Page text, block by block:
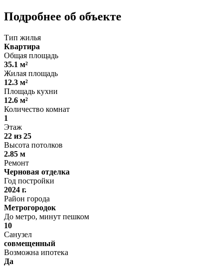
Подробнее об объекте
Тип жилья
Квартира
Общая площадь
35.1 м²
Жилая площадь
12.3 м²
Площадь кухни
12.6 м²
Количество комнат
1
Этаж
22 из 25
Высота потолков
2.85 м
Ремонт
Черновая отделка
Год постройки
2024 г.
Район города
Метрогородок
До метро, минут пешком
10
Санузел
совмещенный
Возможна ипотека
Да